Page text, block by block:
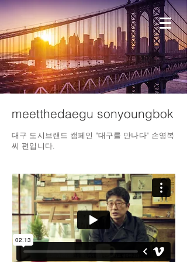
meetthedaegu sonyoungbok
대구 도시브랜드 캠페인 "대구를 만나다" 손영복
씨 편입니다.